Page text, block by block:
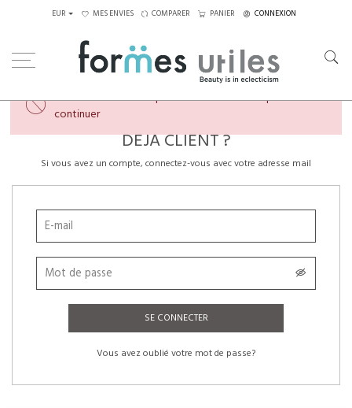
EUR MES ENVIES COMPARER PANIER CONNEXION
Veuillez créer un compte ou vous connecter pour
continuer
DÉJÀ CLIENT ?
Si vous avez un compte, connectez-vous avec votre adresse mail
SE CONNECTER
Vous avez oublié votre mot de passe?